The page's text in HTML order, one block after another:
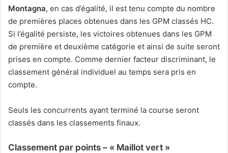
Montagna, en cas d’égalité, il est tenu compte du nombre
de premières places obtenues dans les GPM classés HC.
Si l’égalité persiste, les victoires obtenues dans les GPM
de première et deuxième catégorie et ainsi de suite seront
prises en compte. Comme dernier facteur discriminant, le
classement général individuel au temps sera pris en
compte.
Seuls les concurrents ayant terminé la course seront
classés dans les classements finaux.
Classement par points – « Maillot vert »